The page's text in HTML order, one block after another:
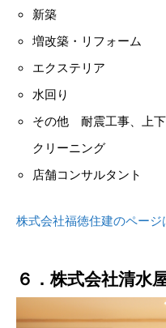
新築
増改築・リフォーム
エクステリア
水回り
その他 耐震工事、上
クリーニング
店舗コンサルタント
株式会社福徳住建のページ
６．株式会社清水